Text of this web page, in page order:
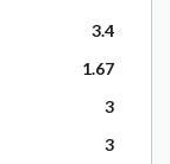
3.4
1.67
3
3